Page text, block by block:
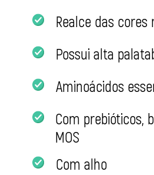
Realce das cores
Possui alta
Aminoácidos
Com prebióticos,
MOS
Com alho